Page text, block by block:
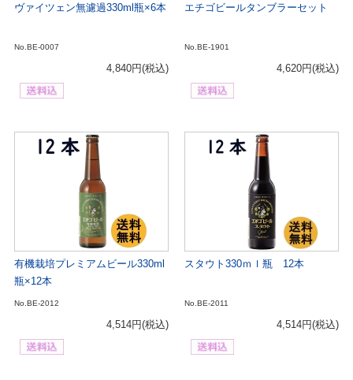
ヴァイツェン無濾過330ml瓶×6本
No.BE-0007
4,840円(税込)
エチゴビールタンブラーセット
No.BE-1901
4,620円(税込)
有機栽培プレミアムビール330ml
瓶×12本
No.BE-2012
4,514円(税込)
スタウト330ｍｌ瓶 12本
No.BE-2011
4,514円(税込)